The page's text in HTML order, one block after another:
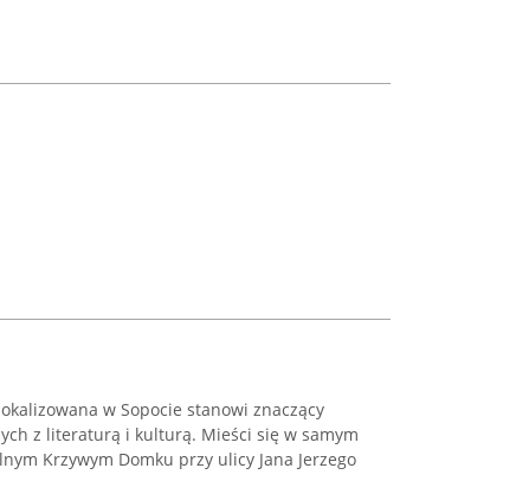
w Sopocie stanowi znaczący
z literaturą i kulturą. Mieści się w samym
Krzywym Domku przy ulicy Jana Jerzego